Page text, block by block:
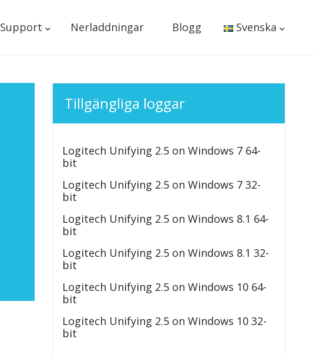
Support Nerladdningar Blogg Svenska
Tillgängliga loggar
Logitech Unifying 2.5 on Windows 7 64-
bit
Logitech Unifying 2.5 on Windows 7 32-
bit
Logitech Unifying 2.5 on Windows 8.1 64-
bit
Logitech Unifying 2.5 on Windows 8.1 32-
bit
Logitech Unifying 2.5 on Windows 10 64-
bit
Logitech Unifying 2.5 on Windows 10 32-
bit